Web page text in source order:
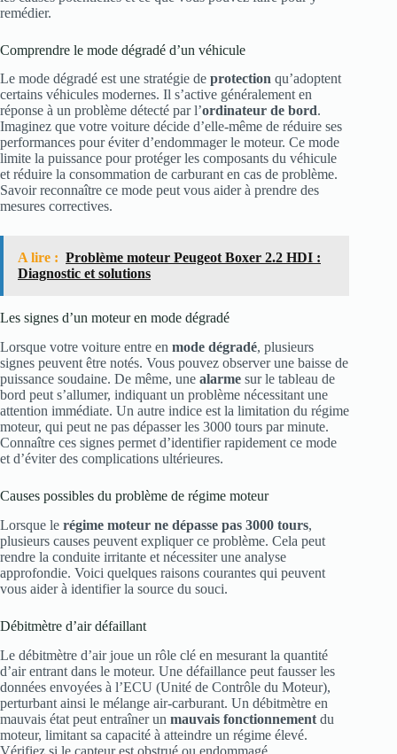
remédier.
Comprendre le mode dégradé d’un véhicule
Le mode dégradé est une stratégie de protection qu’adoptent
certains véhicules modernes. Il s’active généralement en
réponse à un problème détecté par l’ordinateur de bord.
Imaginez que votre voiture décide d’elle-même de réduire ses
performances pour éviter d’endommager le moteur. Ce mode
limite la puissance pour protéger les composants du véhicule
et réduire la consommation de carburant en cas de problème.
Savoir reconnaître ce mode peut vous aider à prendre des
mesures correctives.
A lire : Problème moteur Peugeot Boxer 2.2 HDI :
Diagnostic et solutions
Les signes d’un moteur en mode dégradé
Lorsque votre voiture entre en mode dégradé, plusieurs
signes peuvent être notés. Vous pouvez observer une baisse de
puissance soudaine. De même, une alarme sur le tableau de
bord peut s’allumer, indiquant un problème nécessitant une
attention immédiate. Un autre indice est la limitation du régime
moteur, qui peut ne pas dépasser les 3000 tours par minute.
Connaître ces signes permet d’identifier rapidement ce mode
et d’éviter des complications ultérieures.
Causes possibles du problème de régime moteur
Lorsque le régime moteur ne dépasse pas 3000 tours,
plusieurs causes peuvent expliquer ce problème. Cela peut
rendre la conduite irritante et nécessiter une analyse
approfondie. Voici quelques raisons courantes qui peuvent
vous aider à identifier la source du souci.
Débitmètre d’air défaillant
Le débitmètre d’air joue un rôle clé en mesurant la quantité
d’air entrant dans le moteur. Une défaillance peut fausser les
données envoyées à l’ECU (Unité de Contrôle du Moteur),
perturbant ainsi le mélange air-carburant. Un débitmètre en
mauvais état peut entraîner un mauvais fonctionnement du
moteur, limitant sa capacité à atteindre un régime élevé.
Vérifiez si le capteur est obstrué ou endommagé.